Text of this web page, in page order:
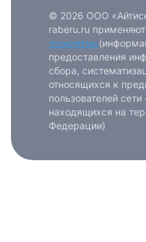
© 2026 ООО
raberu.ru
технологии
предоставления
сбора,
относящихся к
пользователей
находящихся на
Федерации)